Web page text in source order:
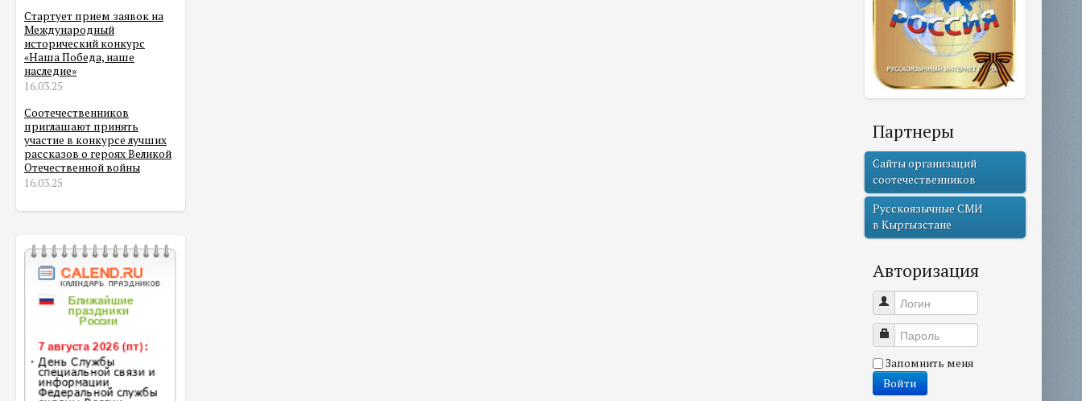
Стартует прием заявок на
Международный
исторический конкурс
«Наша Победа, наше
наследие»
16.03.25
Соотечественников
приглашают принять
участие в конкурсе лучших
рассказов о героях Великой
Отечественной войны
16.03.25
Партнеры
Сайты организаций
соотечественников
Русскоязычные СМИ
в Кыргызстане
Авторизация
Логин
Пароль
Запомнить меня
Войти